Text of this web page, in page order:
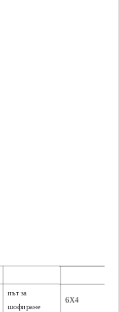
път за
шофиране
6X4